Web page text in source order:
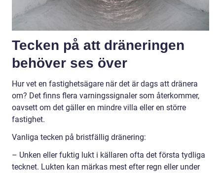
Tecken på att dräneringen
behöver ses över
Hur vet en fastighetsägare när det är dags att dränera
om? Det finns flera varningssignaler som återkommer,
oavsett om det gäller en mindre villa eller en större
fastighet.
Vanliga tecken på bristfällig dränering:
– Unken eller fuktig lukt i källaren ofta det första tydliga
tecknet. Lukten kan märkas mest efter regn eller under